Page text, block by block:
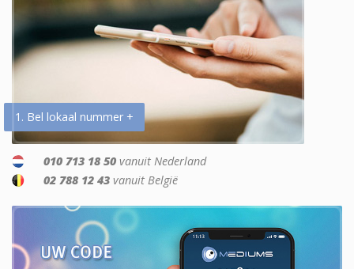
1. Bel lokaal nummer +
010 713 18 50 vanuit Nederland
02 788 12 43 vanuit België